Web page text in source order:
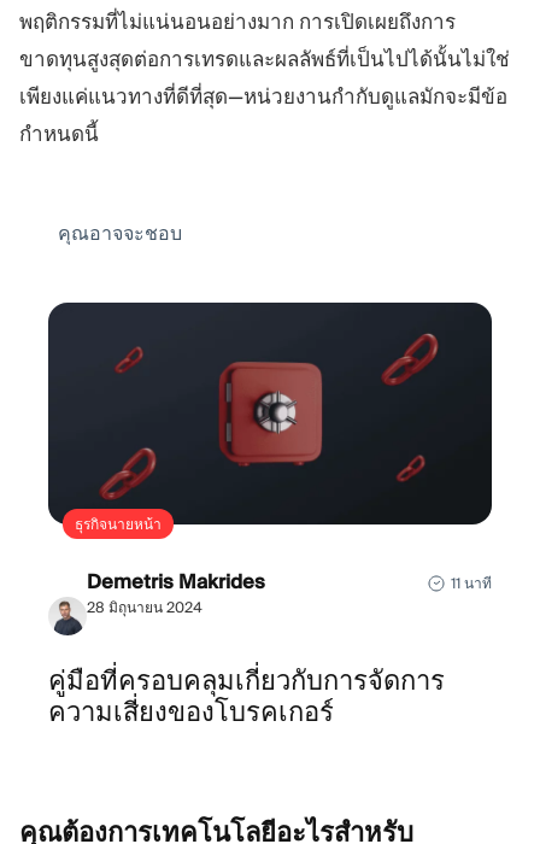
พฤติกรรมที่ไม่แน่นอนอย่างมาก การเปิดเผยถึงการ
ขาดทุนสูงสุดต่อการเทรดและผลลัพธ์ที่เป็นไปได้นั้นไม่ใช่
เพียงแค่แนวทางที่ดีที่สุด—หน่วยงานกำกับดูแลมักจะมีข้อ
กำหนดนี้
คุณอาจจะชอบ
ธุรกิจนายหน้า
Demetris Makrides
28 มิถุนายน 2024
11 นาที
คู่มือที่ครอบคลุมเกี่ยวกับการจัดการ
ความเสี่ยงของโบรคเกอร์
คุณต้องการเทคโนโลยีอะไรสำหรับ